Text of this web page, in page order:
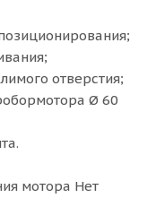
отверстия;
Ø 60
мотора Нет